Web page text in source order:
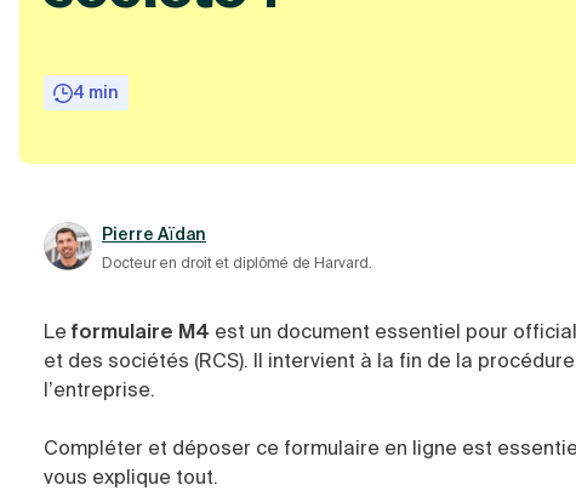
4 min
Pierre Aïdan
Docteur en droit et diplômé de Harvard.
Leformulaire M4 est un document essentiel pour
et des sociétés (RCS). Il intervient à la fin de la
l’entreprise.
Compléter et déposer ce formulaire en ligne est
vous explique tout.